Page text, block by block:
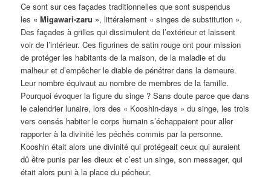
Ce sont sur ces façades traditionnelles que sont suspendus
les « Migawari-zaru », littéralement « singes de substitution ».
Des façades à grilles qui dissimulent de l’extérieur et laissent
voir de l’intérieur. Ces figurines de satin rouge ont pour mission
de protéger les habitants de la maison, de la maladie et du
malheur et d’empêcher le diable de pénétrer dans la demeure.
Leur nombre équivaut au nombre de membres de la famille.
Pourquoi évoquer la figure du singe ? Sans doute parce que dans
le calendrier lunaire, lors des « Kooshin-days » du singe, les trois
vers censés habiter le corps humain s’échappaient pour aller
rapporter à la divinité les péchés commis par la personne.
Kooshin était alors une divinité qui protégeait ceux qui auraient
dû être punis par les dieux et c’est un singe, son messager, qui
était alors puni à la place du pécheur.